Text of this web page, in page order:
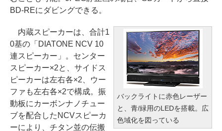
BD-REにダビングできる。
バックライトに赤色レーザー
と、青/緑用のLEDを搭載。広
色域化を図っている
内蔵スピーカーは、合計1
0基の「DIATONE NCV 10
連スピーカー」。センター
スピーカー×2と、サイドス
ピーカーは左右各×2、ウー
ファも左右各×2で構成。振
動板にカーボンナノチュー
ブを配合したNCVスピーカ
ーにより、チタン並の伝搬